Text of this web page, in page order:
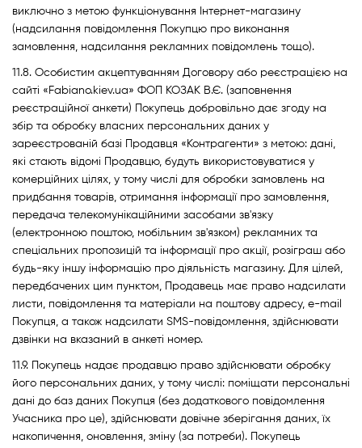
виключно з метою функціонування Інтернет-магазину
(надсилання повідомлення Покупцю про виконання
замовлення, надсилання рекламних повідомлень тощо).
11.8. Особистим акцептуванням Договору або реєстрацією на
сайті «Fabiano.kiev.ua» ФОП КОЗАК В.Є. (заповнення
реєстраційної анкети) Покупець добровільно дає згоду на
збір та обробку власних персональних даних у
зареєстрованій базі Продавця «Контрагенти» з метою: дані,
які стають відомі Продавцю, будуть використовуватися у
комерційних цілях, у тому числі для обробки замовлень на
придбання товарів, отримання інформації про замовлення,
передача телекомунікаційними засобами зв'язку
(електронною поштою, мобільним зв'язком) рекламних та
спеціальних пропозицій та інформації про акції, розіграш або
будь-яку іншу інформацію про діяльність магазину. Для цілей,
передбачених цим пунктом, Продавець має право надсилати
листи, повідомлення та матеріали на поштову адресу, e-mail
Покупця, а також надсилати SMS-повідомлення, здійснювати
дзвінки на вказаний в анкеті номер.
11.9. Покупець надає продавцю право здійснювати обробку
його персональних даних, у тому числі: поміщати персональні
дані до баз даних Покупця (без додаткового повідомлення
Учасника про це), здійснювати довічне зберігання даних, їх
накопичення, оновлення, зміну (за потреби). Покупець